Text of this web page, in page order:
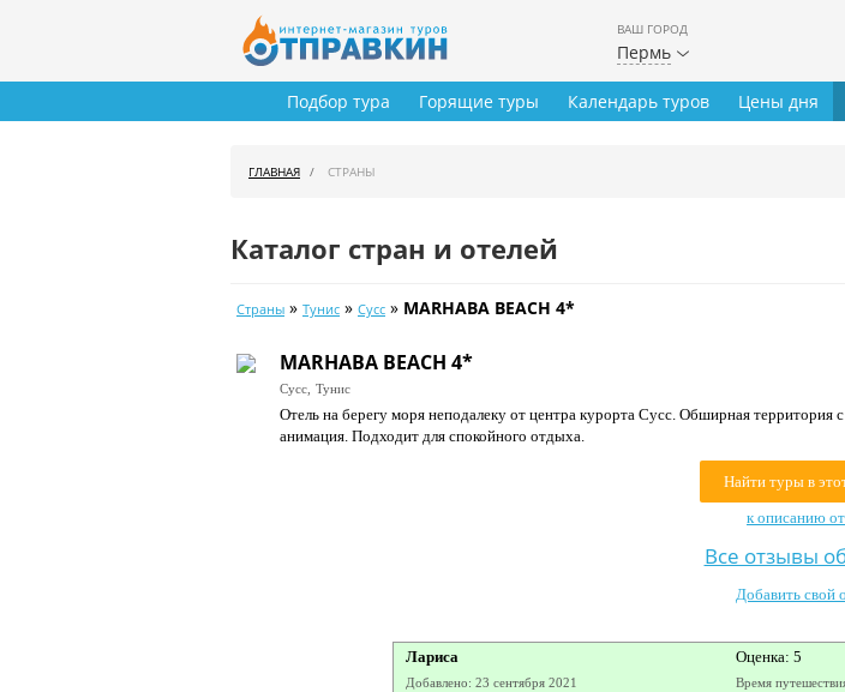
ВАШ ГОРОД
Пермь
Подбор тура Горящие туры Календарь туров Цены дня
ГЛАВНАЯ СТРАНЫ
Каталог стран и отелей
Страны » Тунис » Сусс » MARHABA BEACH 4*
MARHABA BEACH 4*
Сусс, Тунис
Отель на берегу моря неподалеку от центра курорта Сусс. Обширная
анимация. Подходит для спокойного отдыха.
Найти туры в
к описанию
Все отзывы
Добавить свой
Лариса Оценка: 5
Добавлено: 23 сентября 2021 Время